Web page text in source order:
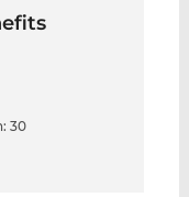
30